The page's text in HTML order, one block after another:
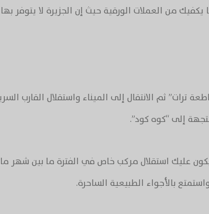
من العملات الورقية حيث إن الجزيرة لا يتوفر
إلى “كوه كود”.
عليك استقلال مركب خاص في الفترة ما بين شهر
بالأجواء الطبيعية الساحرة.